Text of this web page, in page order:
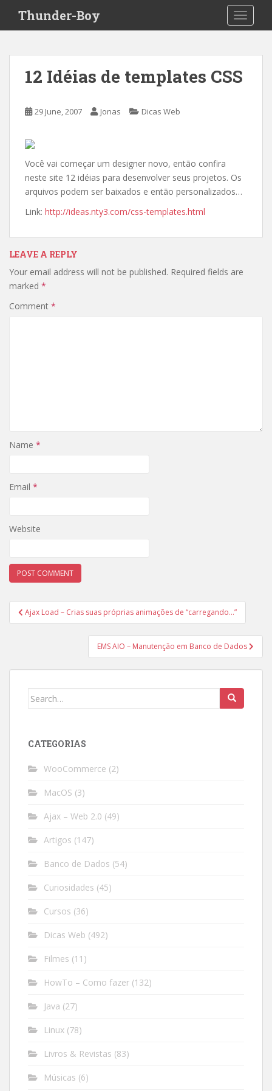
i
Thunder-Boy
12 Idéias de templates CSS
29 June, 2007 Jonas Dicas Web
Você vai começar um designer novo, então confira
neste site 12 idéias para desenvolver seus projetos. Os
arquivos podem ser baixados e então personalizados…
Link: http://ideas.nty3.com/css-templates.html
LEAVE A REPLY
Your email address will not be published. Required fields are
marked *
Comment *
Name *
Email *
Website
Post
navigation
Ajax Load – Crias suas próprias animações de “carregando…”
EMS AIO – Manutenção em Banco de Dados
Search
CATEGORIAS
WooCommerce (2)
MacOS (3)
Ajax – Web 2.0 (49)
Artigos (147)
Banco de Dados (54)
Curiosidades (45)
Cursos (36)
Dicas Web (492)
Filmes (11)
HowTo – Como fazer (132)
Java (27)
Linux (78)
Livros & Revistas (83)
Músicas (6)